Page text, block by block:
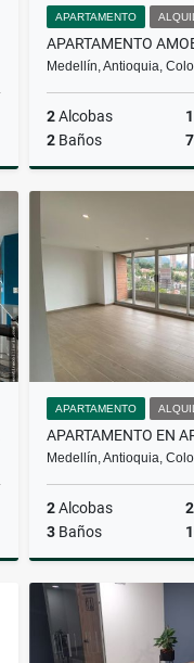
APARTAMENTO
Medellín, Antioquia,
2Alcobas 1
2 Baños
APARTAMENTO
Medellín, Antioquia,
2Alcobas 2
3 Baños